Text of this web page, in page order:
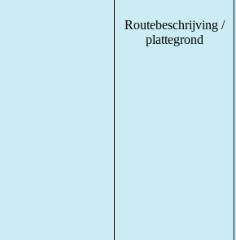
Routebeschrijving /
plattegrond